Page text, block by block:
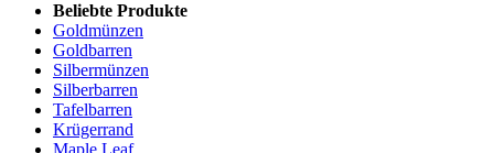
Beliebte Produkte
Goldmünzen
Goldbarren
Silbermünzen
Silberbarren
Tafelbarren
Krügerrand